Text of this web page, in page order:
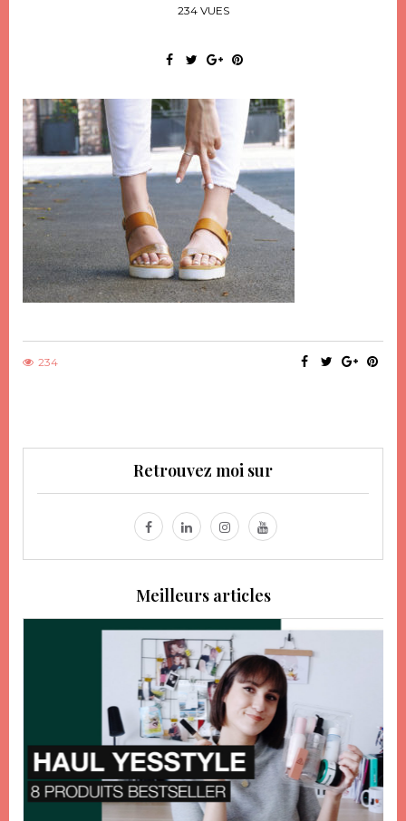
234 VUES
234
Retrouvez moi sur
Meilleurs articles